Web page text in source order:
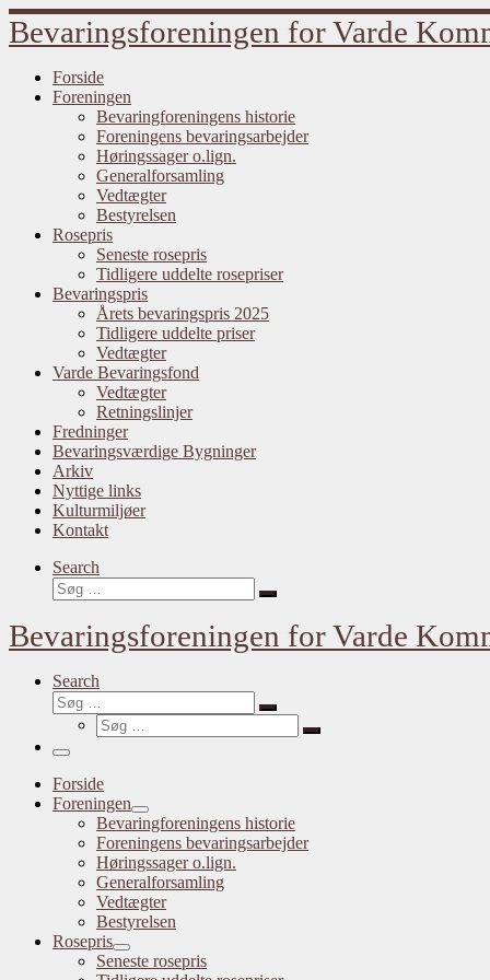
Bevaringsforeningen for Varde
Forside
Foreningen
Bevaringforeningens historie
Foreningens bevaringsarbejder
Høringssager o.lign.
Generalforsamling
Vedtægter
Bestyrelsen
Rosepris
Seneste rosepris
Tidligere uddelte rosepriser
Bevaringspris
Årets bevaringspris 2025
Tidligere uddelte priser
Vedtægter
Varde Bevaringsfond
Vedtægter
Retningslinjer
Fredninger
Bevaringsværdige Bygninger
Arkiv
Nyttige links
Kulturmiljøer
Kontakt
Search
Bevaringsforeningen for Varde
Search
Forside
Foreningen
Bevaringforeningens historie
Foreningens bevaringsarbejder
Høringssager o.lign.
Generalforsamling
Vedtægter
Bestyrelsen
Rosepris
Seneste rosepris